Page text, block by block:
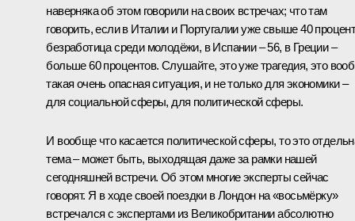
наверняка об этом говорили на своих встречах; что там
говорить, если в Италии и Португалии уже свыше 40
безработица среди молодёжи, в Испании – 56, в Греции –
больше 60 процентов. Слушайте, это уже трагедия, это
такая очень опасная ситуация, и не только для экономики –
для социальной сферы, для политической сферы.
И вообще что касается политической сферы, то это
тема – может быть, выходящая даже за рамки нашей
сегодняшней встречи. Об этом многие эксперты сейчас
говорят. Я в ходе своей поездки в Лондон на «восьмёрку»
встречался с экспертами из Великобритании абсолютно